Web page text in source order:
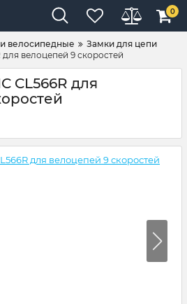
0
велосипедные
Замки для цепи
велоцепей 9 скоростей
CL566R для